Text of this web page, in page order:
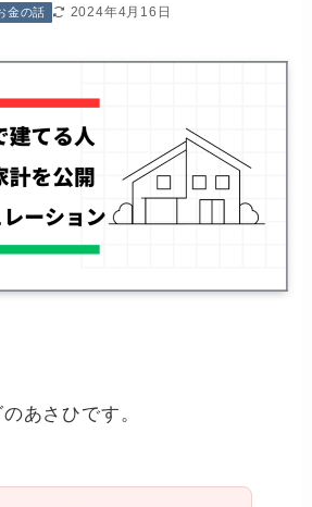
金の話 2024年4月16日
あさひです。